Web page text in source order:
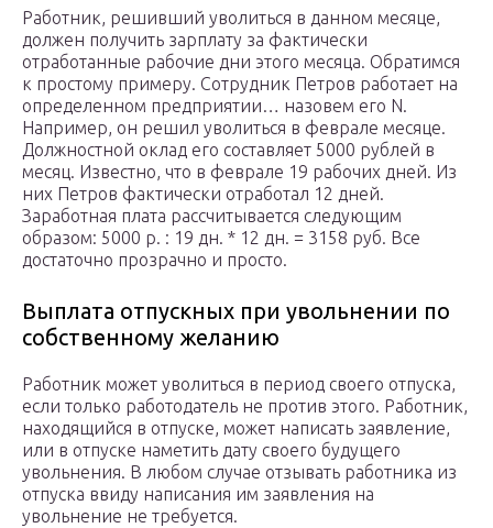
Работник, решивший уволиться в данном месяце,
должен получить зарплату за фактически
отработанные рабочие дни этого месяца. Обратимся
к простому примеру. Сотрудник Петров работает на
определенном предприятии… назовем его N.
Например, он решил уволиться в феврале месяце.
Должностной оклад его составляет 5000 рублей в
месяц. Известно, что в феврале 19 рабочих дней. Из
них Петров фактически отработал 12 дней.
Заработная плата рассчитывается следующим
образом: 5000 р. : 19 дн. * 12 дн. = 3158 руб. Все
достаточно прозрачно и просто.
Выплата отпускных при увольнении по
собственному желанию
Работник может уволиться в период своего отпуска,
если только работодатель не против этого. Работник,
находящийся в отпуске, может написать заявление,
или в отпуске наметить дату своего будущего
увольнения. В любом случае отзывать работника из
отпуска ввиду написания им заявления на
увольнение не требуется.